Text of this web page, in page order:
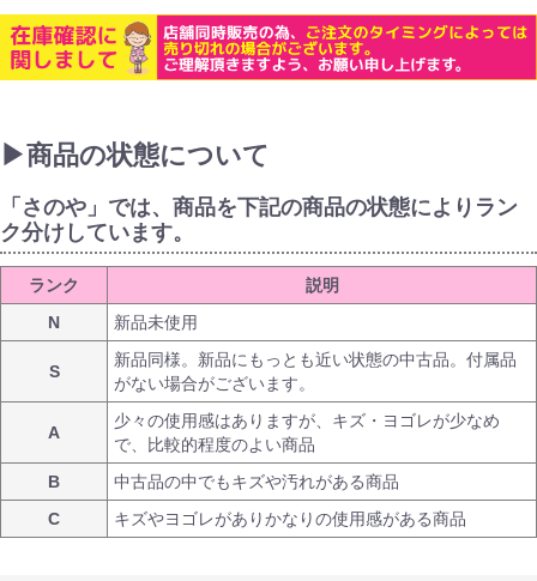
▶商品の状態について
「さのや」では、商品を下記の商品の状態によりラン
ク分けしています。
ランク
説明
N
新品未使用
S
新品同様。新品にもっとも近い状態の中古品。付属品
がない場合がございます。
A
少々の使用感はありますが、キズ・ヨゴレが少なめ
で、比較的程度のよい商品
B
中古品の中でもキズや汚れがある商品
C
キズやヨゴレがありかなりの使用感がある商品